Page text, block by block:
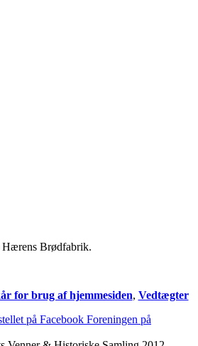
Hærens Brødfabrik.
for brug af hjemmesiden, Vedtægter
på Facebook Foreningen på